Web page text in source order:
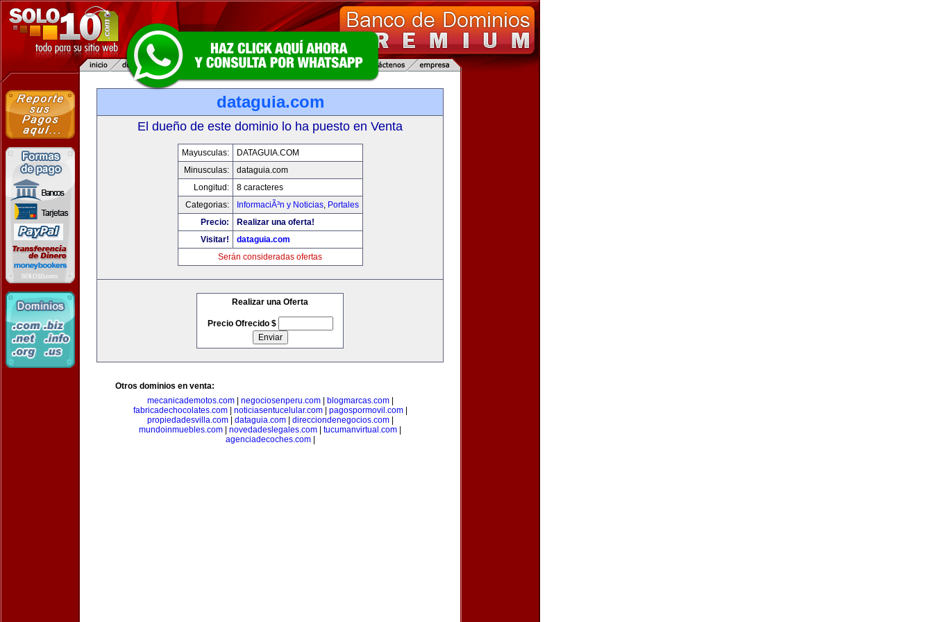
dataguia.com
El dueño de este dominio lo ha puesto en Venta
Mayusculas:
DATAGUIA.COM
Minusculas:
dataguia.com
Longitud:
8 caracteres
Categorias:
InformaciÃ³n y Noticias, Portales
Precio:
Realizar una oferta!
Visitar!
dataguia.com
Serán consideradas ofertas
Realizar una Oferta
Precio Ofrecido $
Otros dominios en venta:
mecanicademotos.com| negociosenperu.com| blogmarcas.com|
fabricadechocolates.com| noticiasentucelular.com| pagospormovil.com|
propiedadesvilla.com| dataguia.com| direcciondenegocios.com|
mundoinmuebles.com
novedadeslegales.com tucumanvirtual.com
agenciadecoches.com|